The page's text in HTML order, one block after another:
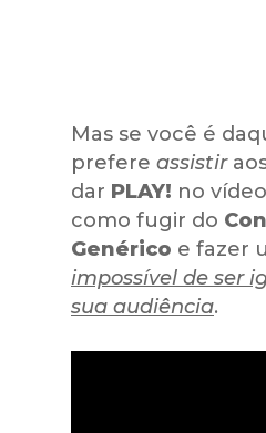
Mas se você é
prefere assistir
dar PLAY! no
como fugir do
Genérico e fazer
impossível de ser
sua audiência.